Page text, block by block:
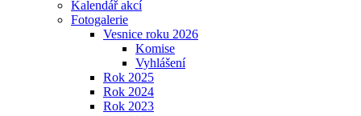
Kalendář akcí
Fotogalerie
Vesnice roku 2026
Komise
Vyhlášení
Rok 2025
Rok 2024
Rok 2023